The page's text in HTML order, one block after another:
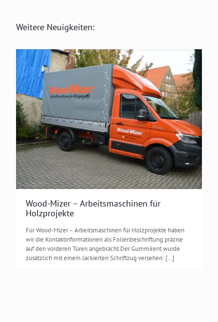
Auf Instagram folgen
Weitere Neuigkeiten:
Wood-Mizer – Arbeitsmaschinen für
Holzprojekte
Für Wood-Mizer – Arbeitsmaschinen für Holzprojekte haben
wir die Kontaktinformationen als Folienbeschriftung präzise
auf den vorderen Türen angebracht.Der Gummiẗent wurde
zusätzlich mit einem lackierten Schriftzug versehen: […]